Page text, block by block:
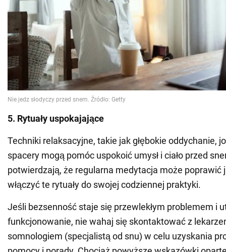
5. Rytuały uspokajające
Techniki relaksacyjne, takie jak głębokie oddychanie,
spacery mogą pomóc uspokoić umysł i ciało przed
potwierdzają, że regularna medytacja może poprawić
włączyć te rytuały do swojej codziennej praktyki.
Jeśli bezsenność staje się przewlekłym problemem i
funkcjonowanie, nie wahaj się skontaktować z
somnologiem (specjalistą od snu) w celu uzyskania